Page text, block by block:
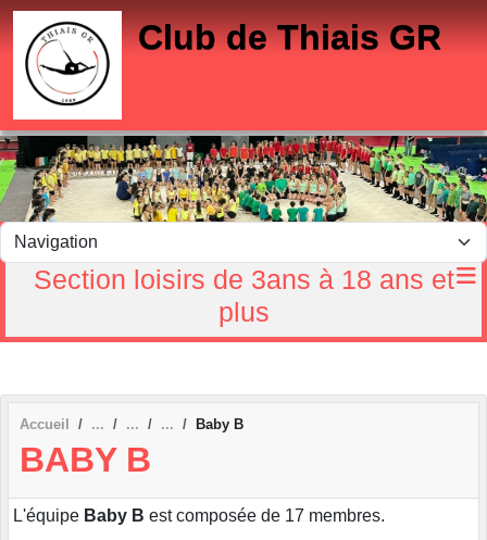
Club de Thiais GR
Section loisirs de 3ans à 18 ans et
plus
Accueil Baby B
BABY B
L'équipe Baby B est composée de 17 membres.
Panneau de gestion des cookies